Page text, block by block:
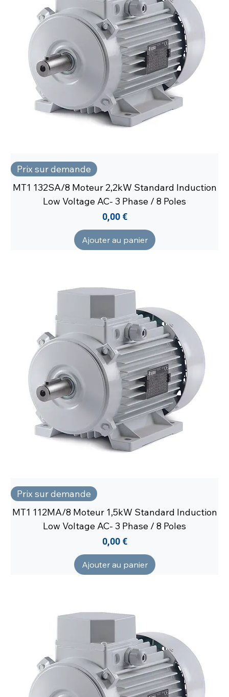
Prix sur demande
MT1 132SA/8 Moteur 2,2kW Standard Induction
Low Voltage AC- 3 Phase / 8 Poles
Prix
0,00 €
Ajouter au panier
Prix sur demande
MT1 112MA/8 Moteur 1,5kW Standard Induction
Low Voltage AC- 3 Phase / 8 Poles
Prix
0,00 €
Ajouter au panier